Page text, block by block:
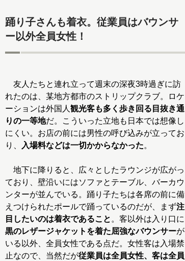
踊り子さんも着衣。従業員はバウンサ
ー以外全員女性！
友人たちと連れ立って週末の深夜3時過ぎに訪
れたのは、某地方都市のストリップクラブ。ロケ
ーションは外国人 観光客も多く歩き回る目抜き通
りの一等地だ。こういった立地も日本では想像し
にくい。お店の前には男性の呼び込みが立ってお
り、
入場料などは一切かからなかった。
地下に降りると、広々としたラウンジが広がっ
ており、壁沿いにはソファとテーブル、バーカウ
ンターが並んでいる。踊り子たちは各席の前に備
えつけられたポールで踊っているのだが、まず注
目したいのは着衣であること 。客以外は入り口に
黒のレザージャケットを着た屈強なバウンサーが
いる以外、全員女性である点だ。女性客は入場禁
止なので、当然だが従業員は全員女性、客は全員